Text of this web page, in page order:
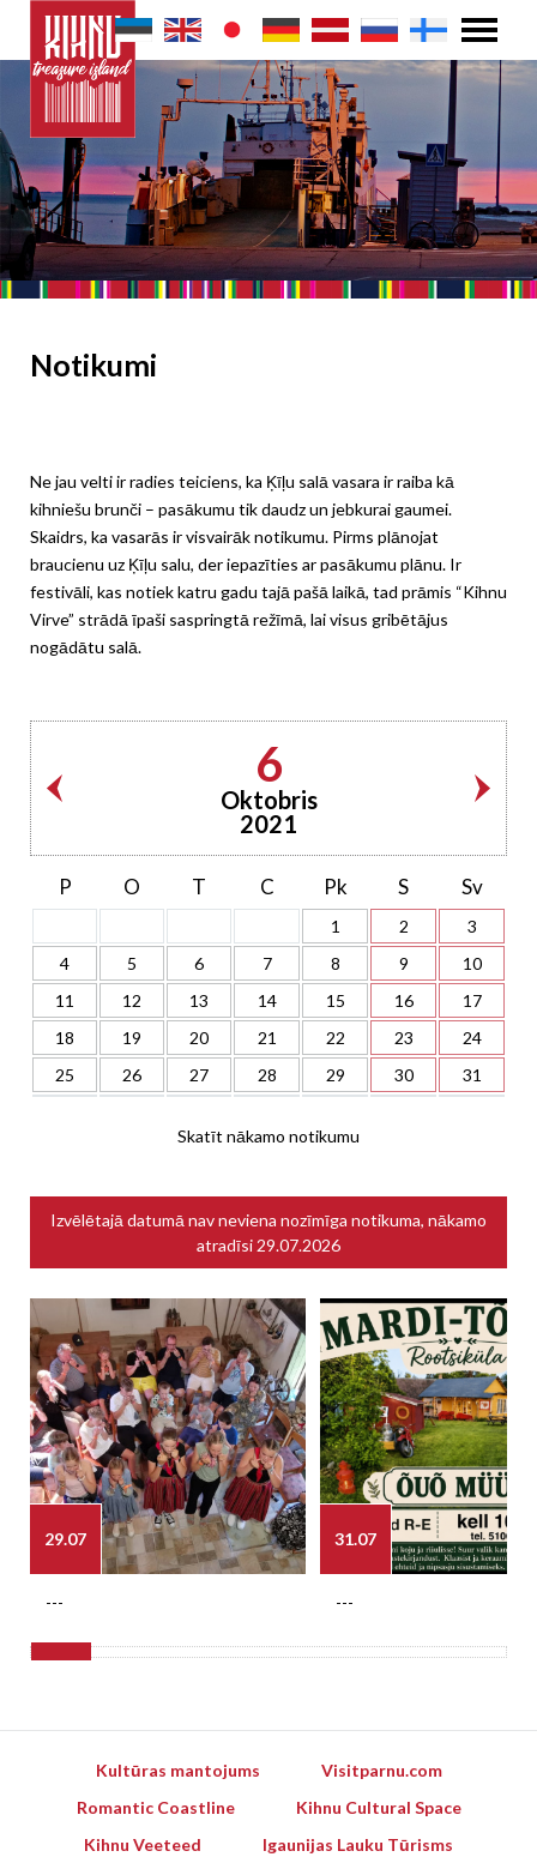
Notikumi
Ne jau velti ir radies teiciens, ka Ķīļu salā vasara ir raiba kā
kihniešu brunči – pasākumu tik daudz un jebkurai gaumei.
Skaidrs, ka vasarās ir visvairāk notikumu. Pirms plānojat
braucienu uz Ķīļu salu, der iepazīties ar pasākumu plānu. Ir
festivāli, kas notiek katru gadu tajā pašā laikā, tad prāmis “Kihnu
Virve” strādā īpaši saspringtā režīmā, lai visus gribētājus
nogādātu salā.
6
Oktobris
2021
P O T C Pk S Sv
1 2
3
4
5 6 7 8 9
10
11
12 13 14 15 16
17
18
19 20 21 22 23
24
25
26 27 28 29 30 31
Skatīt nākamo notikumu
Izvēlētajā datumā nav neviena nozīmīga notikuma, nākamo
atradīsi 29.07.2026
29.07
---
31.07
---
Kultūras mantojums
Visitparnu.com
Romantic Coastline
Kihnu Cultural Space
Kihnu Veeteed
Igaunijas Lauku Tūrisms